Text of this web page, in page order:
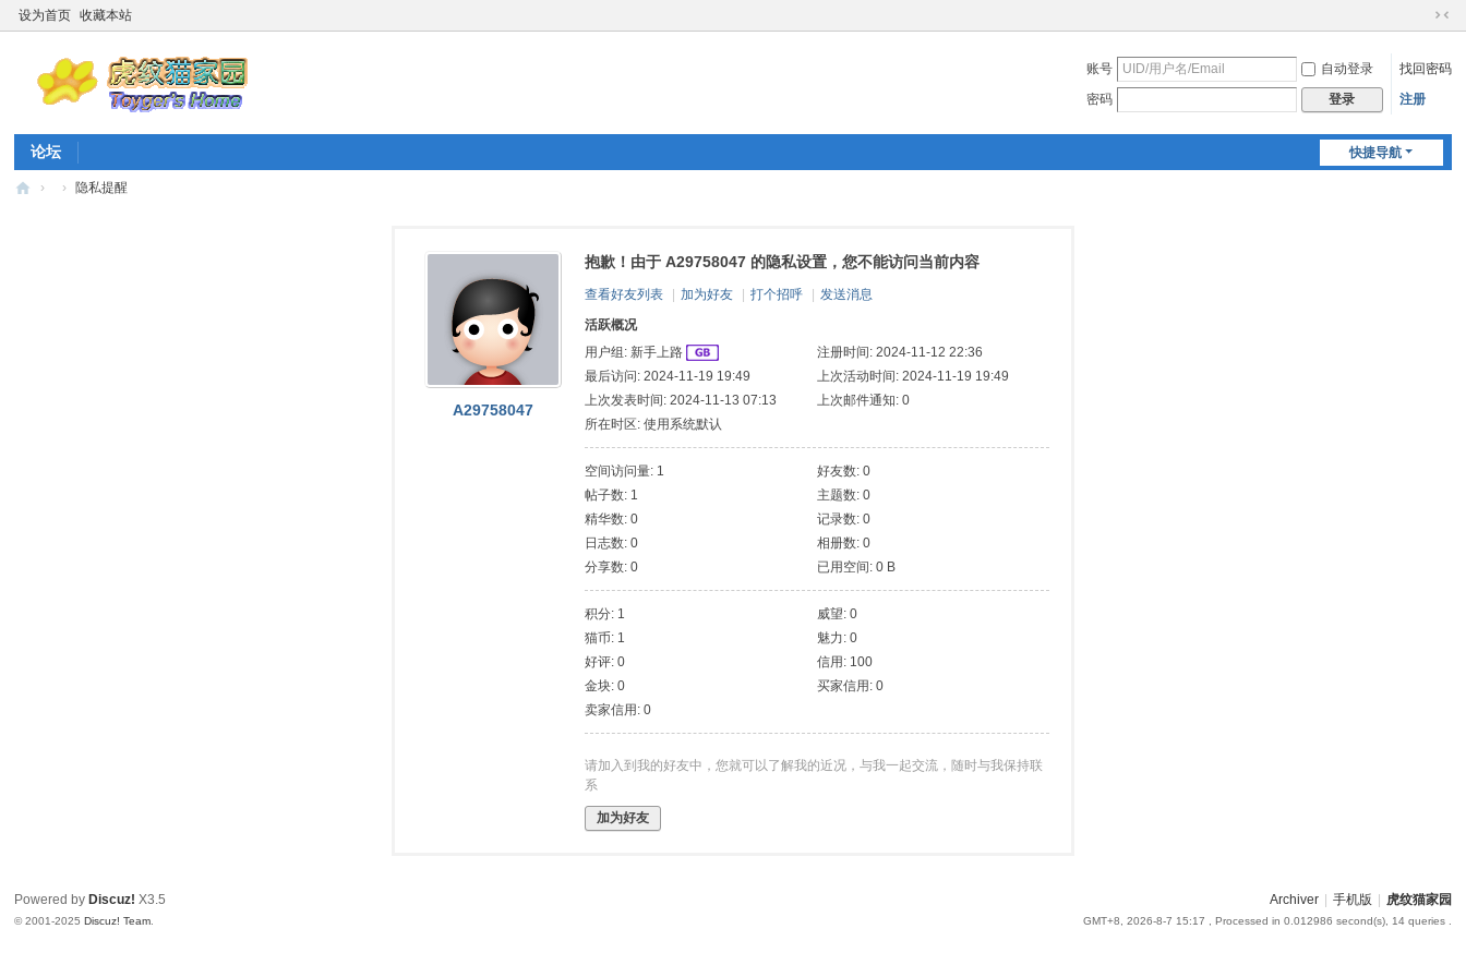
设为首页 收藏本站
切
到
账号 自动登录
找回密码
密码
登录 注册
快捷导航
论坛
› › 隐私提醒
A29758047
抱歉！由于 A29758047 的隐私设置，您不能访问当前内容
查看好友列表 加为好友 打个招呼
发送消息
活跃概况
用户组: 新手上路
注册时间: 2024-11-12 22:36
最后访问: 2024-11-19 19:49
上次活动时间: 2024-11-19 19:49
上次发表时间: 2024-11-13 07:13
上次邮件通知: 0
所在时区: 使用系统默认
空间访问量: 1
好友数: 0
帖子数: 1
主题数: 0
精华数: 0
记录数: 0
日志数: 0
相册数: 0
分享数: 0
已用空间: 0 B
积分: 1
威望: 0
猫币: 1
魅力: 0
好评: 0
信用: 100
金块: 0
买家信用: 0
卖家信用: 0
请加入到我的好友中，您就可以了解我的近况，与我一起交流，随时与我保持联
系
加为好友
Archiver 手机版 虎纹猫家园
GMT+8, 2026-8-7 15:17 , Processed in 0.012986 second(s), 14 queries .
Powered by Discuz! X3.5
© 2001-2025Discuz! Team